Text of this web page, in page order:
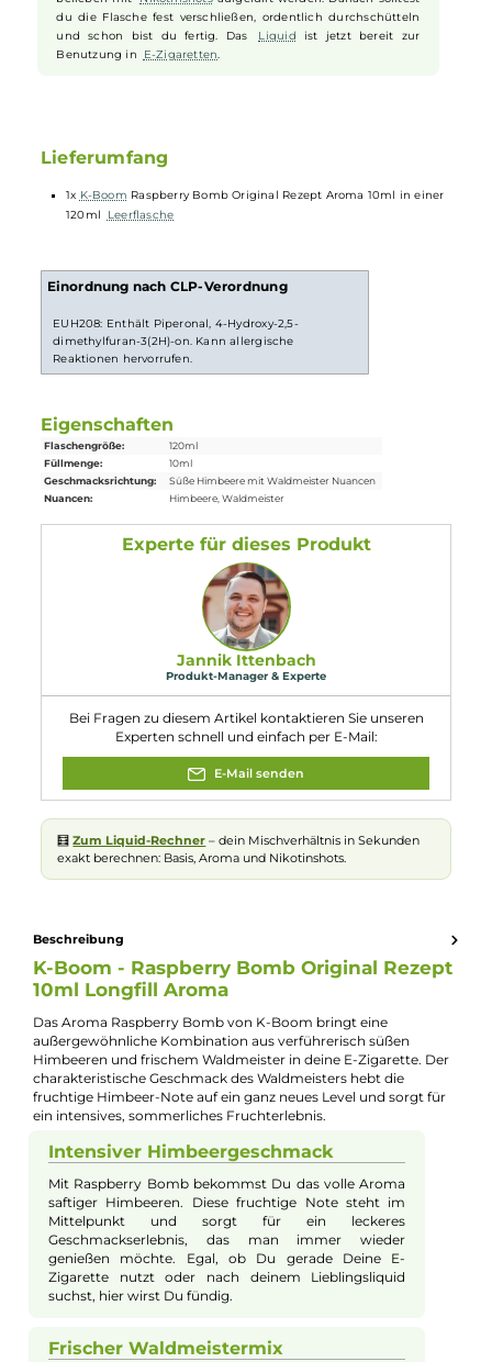
Beschreibung
K-Boom - Raspberry Bomb Original
sorgt für langen Geschmack ohne Verlust an
Dadurch kannst Du Deine
Vape-Sessions länger genießen,
ohne ständig nachfüllen zu müssen. So hast Du immer dein
Bei Longfill-Aromen
einer meist größeren Flasche . Die restliche Flasche muss vor
Gebrauch noch mit Basisflüssigkeit und optional nach
und schon bist du fertig. Das Liquidist jetzt bereit zur
Benutzung in E-Zigaretten.
1xK-Boom
Raspberry Bomb Original Rezept Aroma 10ml in
120ml
Leerflasche
Einordnung nach CLP-Verordnung
EUH208: Enthält Piperonal, 4-Hydroxy-2,5-
dimethylfuran-3(2H)-on. Kann allergische
Reaktionen hervorrufen.
Eigenschaften
Flaschengröße:
120ml
Süße Himbeere mit Waldmeister Nuancen
Experte für dieses Produkt
Jannik Ittenbach
Produkt-Manager & Experte
Bei Fragen zu diesem Artikel kontaktieren Sie unseren
Experten schnell und einfach per E-Mail:
E-Mail senden
🧮Zum Liquid-Rechner– dein Mischverhältnis in Sekunden
exakt berechnen: Basis, Aroma und Nikotinshots.